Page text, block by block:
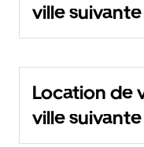
ville
Location de
ville